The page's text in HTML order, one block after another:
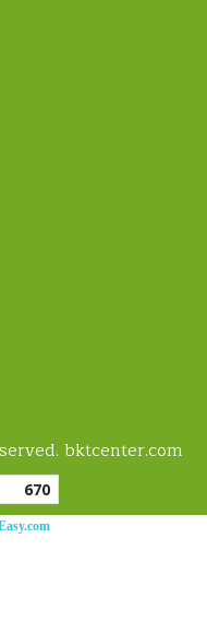
bktcenter.com
670